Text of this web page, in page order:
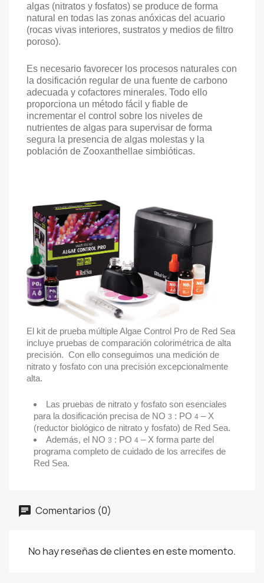
algas (nitratos y fosfatos) se produce de forma
natural en todas las zonas anóxicas del acuario
(rocas vivas interiores, sustratos y medios de filtro
poroso).
Es necesario favorecer los procesos naturales con
la dosificación regular de una fuente de carbono
adecuada y cofactores minerales. Todo ello
proporciona un método fácil y fiable de
incrementar el control sobre los niveles de
nutrientes de algas para supervisar de forma
segura la presencia de algas molestas y la
población de Zooxanthellae simbióticas.
El kit de prueba múltiple Algae Control Pro de Red Sea
incluye pruebas de comparación colorimétrica de alta
precisión. Con ello conseguimos una medición de
nitrato y fosfato con una precisión excepcionalmente
alta.
Las pruebas de nitrato y fosfato son esenciales
para la dosificación precisa de NO 3 : PO 4 – X
(reductor biológico de nitrato y fosfato) de Red Sea.
Además, el NO 3 : PO 4 – X forma parte del
programa completo de cuidado de los arrecifes de
Red Sea.
Comentarios (0)
No hay reseñas de clientes en este momento.